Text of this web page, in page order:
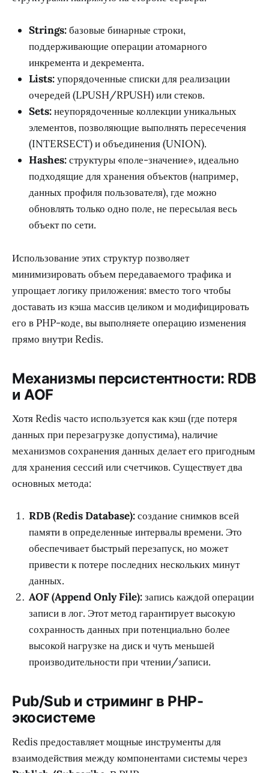
Strings:базовые бинарные строки,
поддерживающие операции атомарного
инкремента и декремента.
Lists:упорядоченные списки для реализации
очередей (LPUSH/RPUSH) или стеков.
Sets:неупорядоченные коллекции уникальных
элементов, позволяющие выполнять пересечения
(INTERSECT) и объединения (UNION).
Hashes:структуры «поле-значение», идеально
подходящие для хранения объектов (например,
данных профиля пользователя), где можно
обновлять только одно поле, не пересылая весь
объект по сети.
Использование этих структур позволяет
минимизировать объем передаваемого трафика и
упрощает логику приложения: вместо того чтобы
доставать из кэша массив целиком и модифицировать
его в PHP-коде, вы выполняете операцию изменения
прямо внутри Redis.
Механизмы персистентности: RDB
и AOF
Хотя Redis часто используется как кэш (где потеря
данных при перезагрузке допустима), наличие
механизмов сохранения данных делает его пригодным
для хранения сессий или счетчиков. Существует два
основных метода:
RDB (Redis Database):создание снимков всей
памяти в определенные интервалы времени. Это
обеспечивает быстрый перезапуск, но может
привести к потере последних нескольких минут
данных.
AOF (Append Only File):запись каждой операции
записи в лог. Этот метод гарантирует высокую
сохранность данных при потенциально более
высокой нагрузке на диск и чуть меньшей
производительности при чтении/записи.
Pub/Sub и стриминг в PHP-
экосистеме
Redis предоставляет мощные инструменты для
взаимодействия между компонентами системы через